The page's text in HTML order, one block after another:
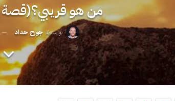
من هو قريبي؟(قصة
بواسطة جورج حداد